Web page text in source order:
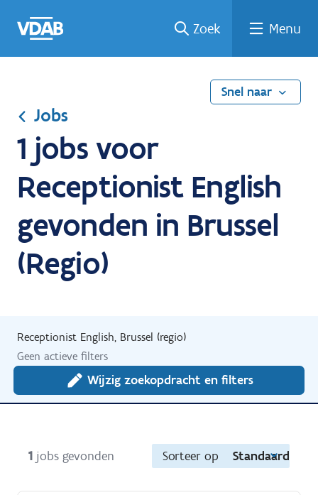
naar
een
een
job
naar
Zoek Menu
Snel naar
Jobs
1 jobs voor
Receptionist English
gevonden in Brussel
(Regio)
Receptionist English, Brussel (regio)
Geen actieve filters
Wijzig zoekopdracht en filters
1 jobs gevonden Sorteer op Standaard